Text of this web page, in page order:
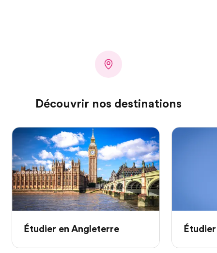
Découvrir nos destinations
Étudier en Angleterre